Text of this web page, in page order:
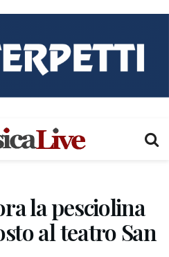
la pesciolina
al teatro San